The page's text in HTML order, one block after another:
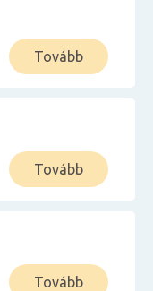
Tovább
Tovább
Tovább